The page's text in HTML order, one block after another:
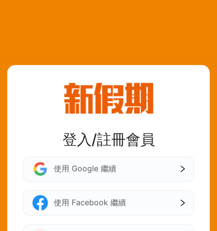
登入/註冊會員
使用 Google 繼續
使用 Facebook 繼續